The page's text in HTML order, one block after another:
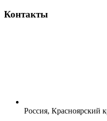
Контакты
Россия, Красноярский